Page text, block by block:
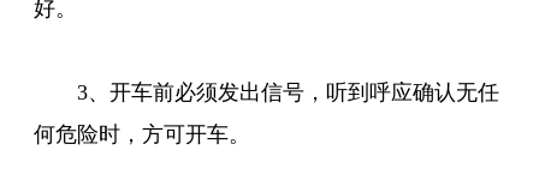
好。
3、开车前必须发出信号，听到呼应确认无任
何危险时，方可开车。